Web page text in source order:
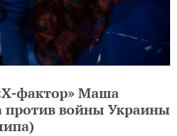
фактор» Маша
против войны Украины